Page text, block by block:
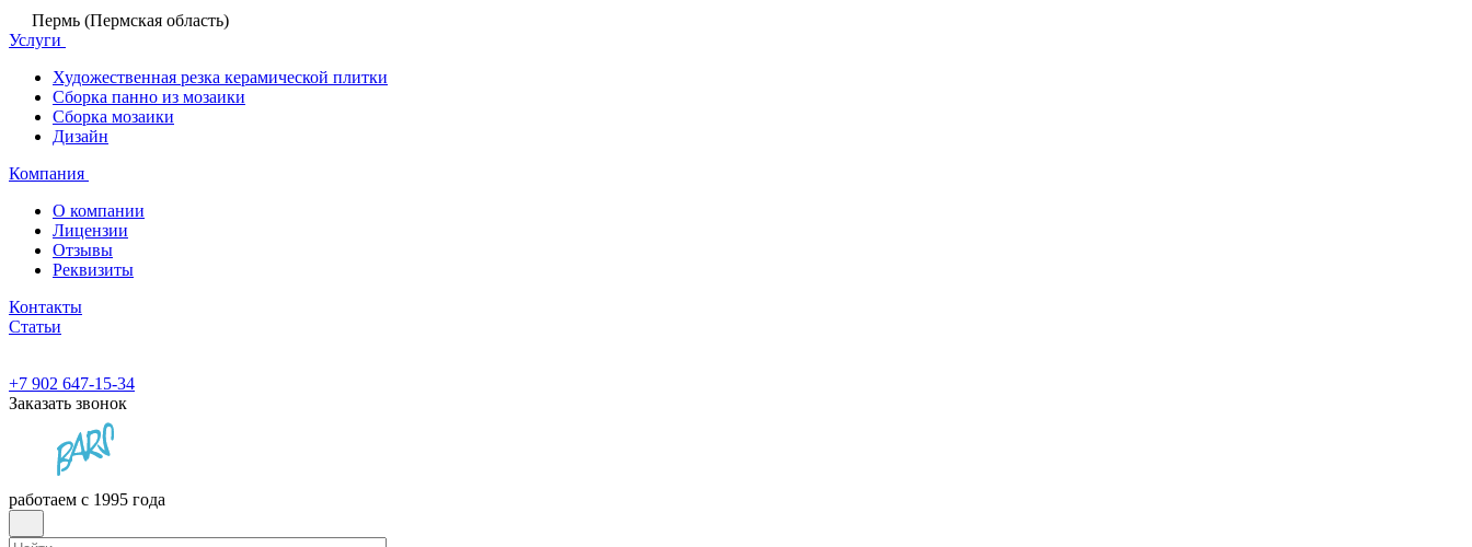
Пермь (Пермская область)
Услуги
Художественная резка керамической плитки
Сборка панно из мозаики
Сборка мозаики
Дизайн
Компания
О компании
Лицензии
Отзывы
Реквизиты
Контакты
Статьи
+7 902 647-15-34
Заказать звонок
работаем с 1995 года